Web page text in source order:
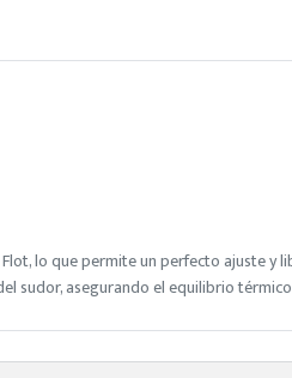
lo que permite un perfecto ajuste
sudor, asegurando el equilibrio